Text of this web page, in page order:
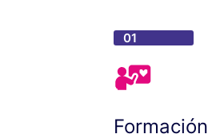
01
Formación